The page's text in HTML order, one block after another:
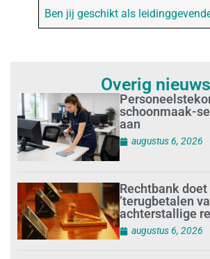
Ben jij geschikt als
Overig nieuws
schoonmaak-
aan
augustus 6, 2026
Rechtbank
’terugbetalen
achterstallige
augustus 6, 2026